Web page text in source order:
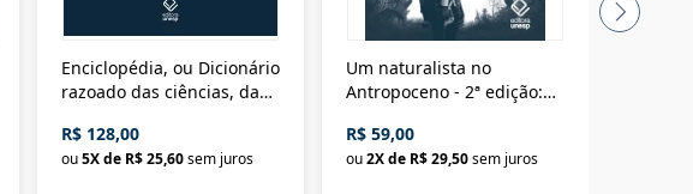
Enciclopédia, ou Dicionário
razoado das ciências, das
Civilização material
R$ 128,00
ou5X de R$ 25,60sem juros
Um naturalista no
Antropoceno - 2ª edição:
selvagem
R$ 59,00
ou2X de R$ 29,50sem juros